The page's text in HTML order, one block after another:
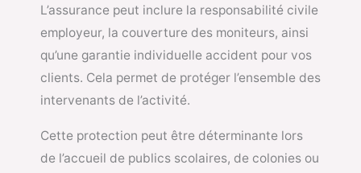
L’assurance peut inclure la responsabilité civile
employeur, la couverture des moniteurs, ainsi
qu’une garantie individuelle accident pour vos
clients. Cela permet de protéger l’ensemble des
intervenants de l’activité.
Cette protection peut être déterminante lors
de l’accueil de publics scolaires, de colonies ou